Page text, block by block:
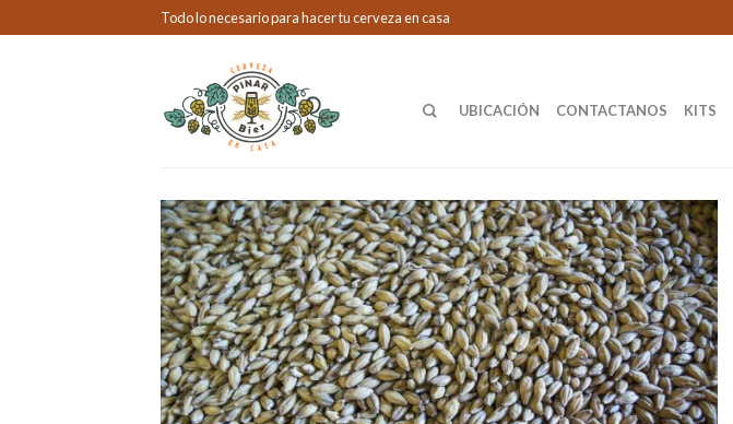
Todo lo necesario para hacer tu cerveza en casa
UBICACIÓN CONTACTANOS KITS